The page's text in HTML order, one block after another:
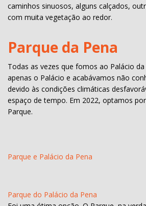
caminhos sinuosos, alguns calçados,
com muita vegetação ao redor.
Parque da Pena
Todas as vezes que fomos ao Palácio
apenas o Palácio e acabávamos não
devido às condições climáticas
espaço de tempo. Em 2022, optamos
Parque.
Parque e Palácio da Pena
Parque do Palácio da Pena